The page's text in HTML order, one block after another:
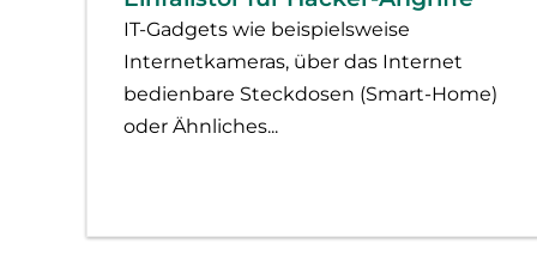
IT-Gadgets wie beispielsweise
Internetkameras, über das Internet
bedienbare Steckdosen (Smart-Home)
oder Ähnliches...